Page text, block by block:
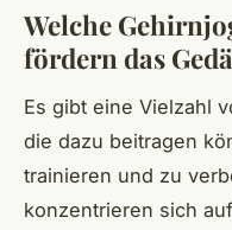
Welche
fördern das
Es gibt eine Vielzahl
die dazu beitragen
trainieren und zu
konzentrieren sich